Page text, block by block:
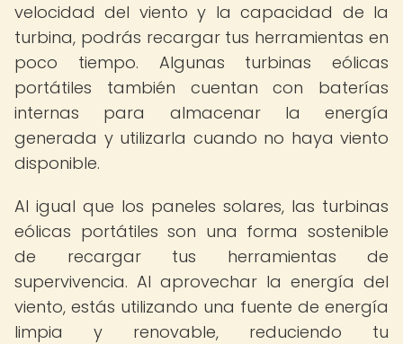
velocidad del viento y la capacidad de la
turbina, podrás recargar tus herramientas en
poco tiempo. Algunas turbinas eólicas
portátiles también cuentan con baterías
internas para almacenar la energía
generada y utilizarla cuando no haya viento
disponible.
Al igual que los paneles solares, las turbinas
eólicas portátiles son una forma sostenible
de recargar tus herramientas de
supervivencia. Al aprovechar la energía del
viento, estás utilizando una fuente de energía
limpia y renovable, reduciendo tu